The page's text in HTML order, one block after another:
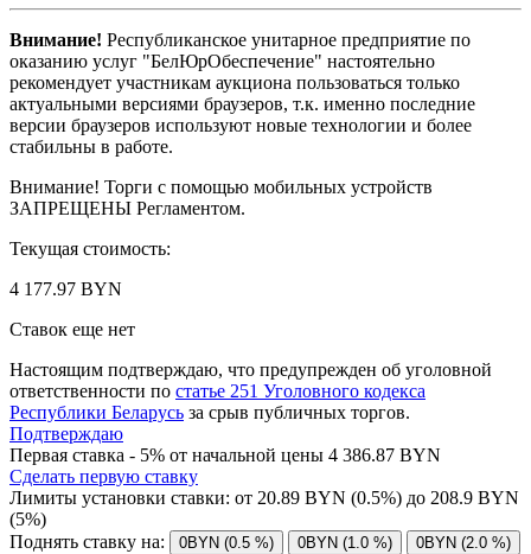
Внимание! Республиканское унитарное предприятие по
оказанию услуг "БелЮрОбеспечение" настоятельно
рекомендует участникам аукциона пользоваться только
актуальными версиями браузеров, т.к. именно последние
версии браузеров используют новые технологии и более
стабильны в работе.
Внимание! Торги с помощью мобильных устройств
ЗАПРЕЩЕНЫ Регламентом.
Текущая стоимость:
4 177.97 BYN
Ставок еще нет
Настоящим подтверждаю, что предупрежден об уголовной
ответственности по статье 251 Уголовного кодекса
Республики Беларусь за срыв публичных торгов.
Подтверждаю
Первая ставка - 5% от начальной цены 4 386.87 BYN
Сделать первую ставку
Лимиты установки ставки: от 20.89 BYN (0.5%) до 208.9 BYN
(5%)
Поднять ставку на:
0BYN (0.5 %) 0BYN (1.0 %)
0BYN (2.0 %)